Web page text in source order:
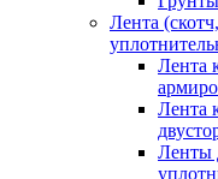
Лента
Лента
Лента
Ленты